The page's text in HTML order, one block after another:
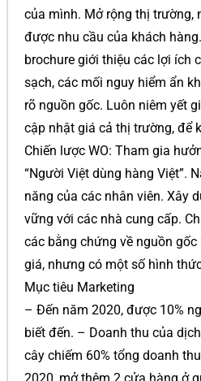
của mình. Mở rộng thị trường,
được nhu cầu của khách
brochure giới thiệu các lợi ích
sạch, các mối nguy hiểm ẩn
rõ nguồn gốc. Luôn niêm yết
cập nhật giá cả thị trường, để
Chiến lược WO: Tham gia
“Người Việt dùng hàng Việt”.
năng của các nhân viên. Xây
vững với các nhà cung cấp.
các bằng chứng về nguồn
giá, nhưng có một số hình
Mục tiêu Marketing
– Đến năm 2020, được 10%
biết đến. – Doanh thu của
cây chiếm 60% tổng doanh